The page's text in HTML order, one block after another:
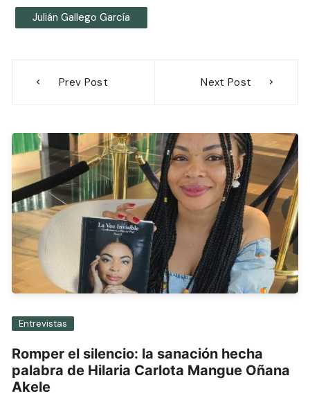
Julián Gallego García
Prev Post Next Post
Entrevistas
Romper el silencio: la sanación hecha
palabra de Hilaria Carlota Mangue Oñana
Akele